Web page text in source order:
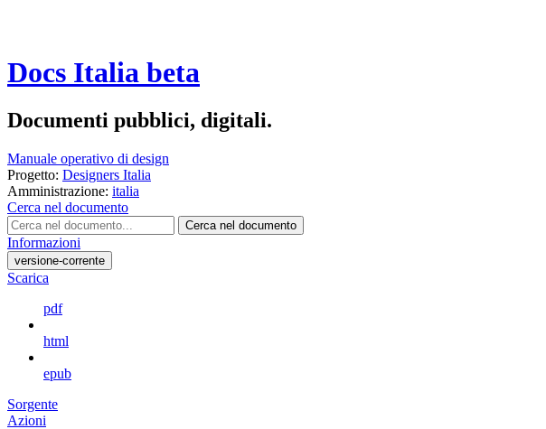
Docs Italia beta
Documenti pubblici, digitali.
Manuale operativo di design
Progetto: Designers Italia
Amministrazione: italia
Cerca nel documento
Cerca nel documento
Informazioni
versione-corrente
Scarica
pdf
html
epub
Sorgente
Azioni